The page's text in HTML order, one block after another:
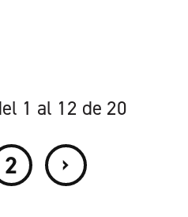
1 al 12 de 20
2 ›